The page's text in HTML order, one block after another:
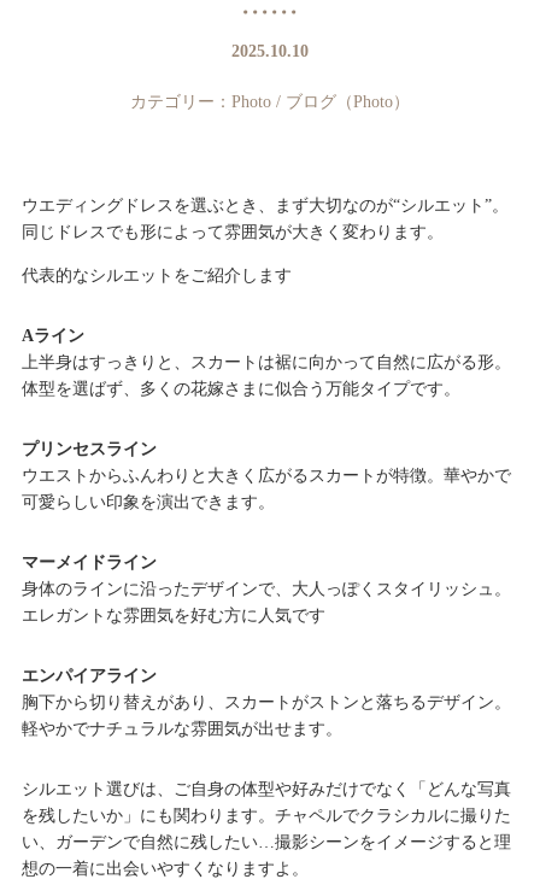
2025.10.10
カテゴリー： Photo / ブログ（Photo）
ウエディングドレスを選ぶとき、まず大切なのが“シルエット”。
同じドレスでも形によって雰囲気が大きく変わります。
代表的なシルエットをご紹介します
Aライン
上半身はすっきりと、スカートは裾に向かって自然に広がる形。
体型を選ばず、多くの花嫁さまに似合う万能タイプです。
プリンセスライン
ウエストからふんわりと大きく広がるスカートが特徴。華やかで
可愛らしい印象を演出できます。
マーメイドライン
身体のラインに沿ったデザインで、大人っぽくスタイリッシュ。
エレガントな雰囲気を好む方に人気です
エンパイアライン
胸下から切り替えがあり、スカートがストンと落ちるデザイン。
軽やかでナチュラルな雰囲気が出せます。
シルエット選びは、ご自身の体型や好みだけでなく「どんな写真
を残したいか」にも関わります。チャペルでクラシカルに撮りた
い、ガーデンで自然に残したい…撮影シーンをイメージすると理
想の一着に出会いやすくなりますよ。